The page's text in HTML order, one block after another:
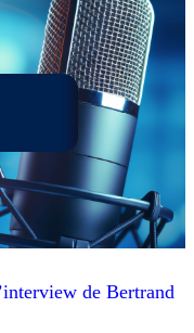
de Bertrand